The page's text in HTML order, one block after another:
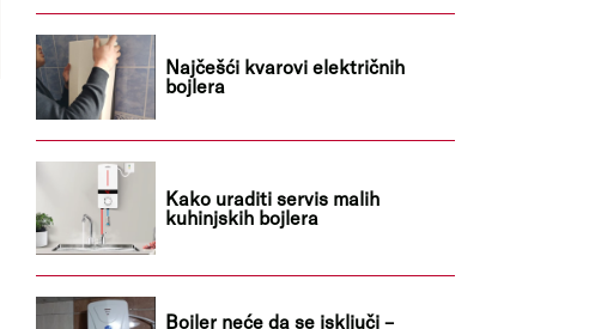
Najčešći kvarovi električnih
bojlera
Kako uraditi servis malih
kuhinjskih bojlera
Bojler neće da se isključi –